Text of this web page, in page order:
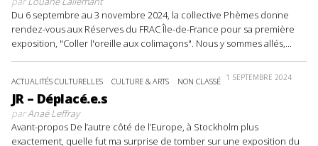
Du 6 septembre au 3 novembre 2024, la collective Phèmes donne
rendez-vous aux Réserves du FRAC Île-de-France pour sa première
exposition, "Coller l'oreille aux colimaçons". Nous y sommes allés,...
ACTUALITÉS CULTURELLES CULTURE & ARTS NON CLASSÉ 1 SEPTEMBRE 2024
JR – Déplacé.e.s
parAnaë Leffray
Avant-propos De l’autre côté de l’Europe, à Stockholm plus
exactement, quelle fut ma surprise de tomber sur une exposition du